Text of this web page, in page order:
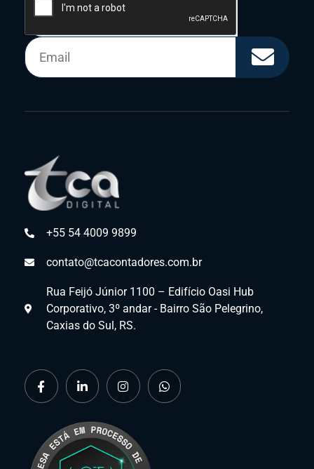
+55 54 4009 9899
contato@tcacontadores.com.br
Rua Feijó Júnior 1100 – Edifício Oasi Hub
Corporativo, 3º andar - Bairro São Pelegrino,
Caxias do Sul, RS.